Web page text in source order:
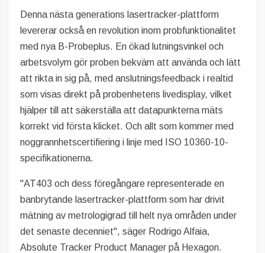
Denna nästa generations lasertracker-plattform
levererar också en revolution inom probfunktionalitet
med nya B-Probeplus. En ökad lutningsvinkel och
arbetsvolym gör proben bekväm att använda och lätt
att rikta in sig på, med anslutningsfeedback i realtid
som visas direkt på probenhetens livedisplay, vilket
hjälper till att säkerställa att datapunkterna mäts
korrekt vid första klicket. Och allt som kommer med
noggrannhetscertifiering i linje med ISO 10360-10-
specifikationerna.
"AT403 och dess föregångare representerade en
banbrytande lasertracker-plattform som har drivit
mätning av metrologigrad till helt nya områden under
det senaste decenniet", säger Rodrigo Alfaia,
Absolute Tracker Product Manager på Hexagon.